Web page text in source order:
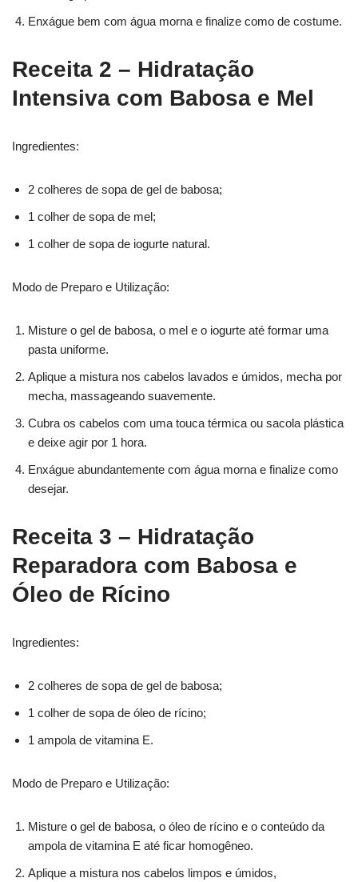
Enxágue bem com água morna e finalize como de costume.
Receita 2 – Hidratação
Intensiva com Babosa e Mel
Ingredientes:
2 colheres de sopa de gel de babosa;
1 colher de sopa de mel;
1 colher de sopa de iogurte natural.
Modo de Preparo e Utilização:
Misture o gel de babosa, o mel e o iogurte até formar uma
pasta uniforme.
Aplique a mistura nos cabelos lavados e úmidos, mecha por
mecha, massageando suavemente.
Cubra os cabelos com uma touca térmica ou sacola plástica
e deixe agir por 1 hora.
Enxágue abundantemente com água morna e finalize como
desejar.
Receita 3 – Hidratação
Reparadora com Babosa e
Óleo de Rícino
Ingredientes:
2 colheres de sopa de gel de babosa;
1 colher de sopa de óleo de rícino;
1 ampola de vitamina E.
Modo de Preparo e Utilização:
Misture o gel de babosa, o óleo de rícino e o conteúdo da
ampola de vitamina E até ficar homogêneo.
Aplique a mistura nos cabelos limpos e úmidos,